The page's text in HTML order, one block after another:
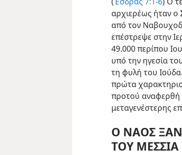
αρχιερέως ήταν ο
από τον
επέστρεψε στην
49.000 περίπου
υπό την ηγεσία
τη φυλή του
πρώτα
προτού αναφερθή
μεταγενέστερης
Ο ΝΑΟΣ
ΤΟΥ ΜΕΣΣΙΑ